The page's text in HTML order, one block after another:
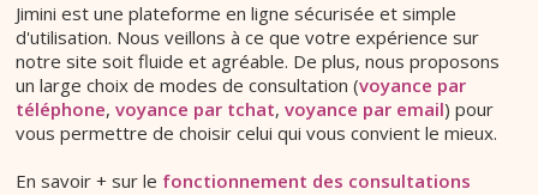
Jimini est une plateforme en ligne sécurisée et simple
d'utilisation. Nous veillons à ce que votre expérience sur
notre site soit fluide et agréable. De plus, nous proposons
un large choix de modes de consultation (voyance par
téléphone,voyance par tchat,voyance par email) pour
vous permettre de choisir celui qui vous convient le mieux.
En savoir + sur le fonctionnement des consultations